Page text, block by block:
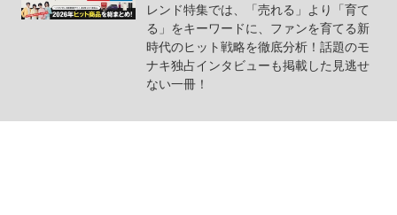
レンド特集では、「売れる」より「育て
る」をキーワードに、ファンを育てる新
時代のヒット戦略を徹底分析！話題のモ
ナキ独占インタビューも掲載した見逃せ
ない一冊！